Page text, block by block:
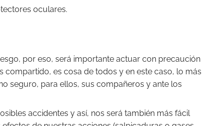
oculares.
por eso, será importante actuar con precaución
es cosa de todos y en este caso, lo más
seguro, para ellos, sus compañeros y ante los
accidentes y así, nos será también más fácil